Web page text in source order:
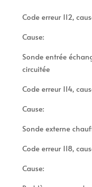
Code erreur 112,
Cause:
Sonde entrée
circuitée
Code erreur 114,
Cause:
Sonde externe
Code erreur 118,
Cause: